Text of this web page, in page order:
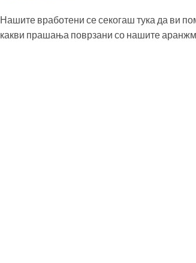
Нашите вработени се секогаш тука да ви
какви прашања поврзани со нашите